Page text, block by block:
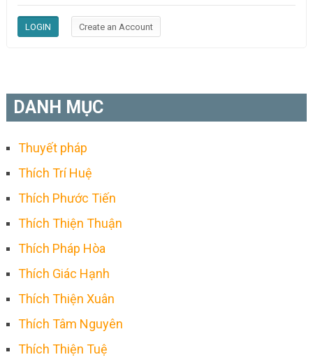
DANH MỤC
Thuyết pháp
Thích Trí Huệ
Thích Phước Tiến
Thích Thiện Thuận
Thích Pháp Hòa
Thích Giác Hạnh
Thích Thiện Xuân
Thích Tâm Nguyên
Thích Thiện Tuệ